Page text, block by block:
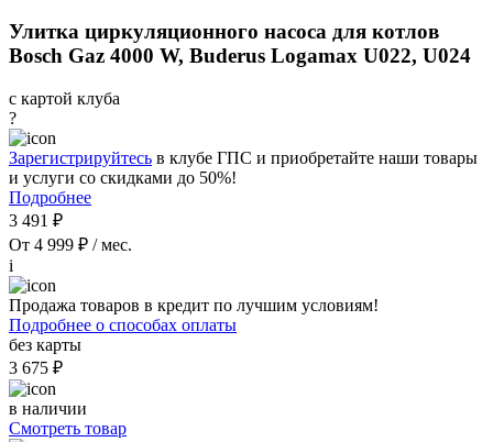
Улитка циркуляционного насоса для котлов
Bosch Gaz 4000 W, Buderus Logamax U022, U024
с картой клуба
?
Зарегистрируйтесь в клубе ГПС и приобретайте наши товары
и услуги со скидками до 50%!
Подробнее
3 491 ₽
От 4 999 ₽ / мес.
i
Продажа товаров в кредит по лучшим условиям!
Подробнее о способах оплаты
без карты
3 675 ₽
в наличии
Смотреть товар